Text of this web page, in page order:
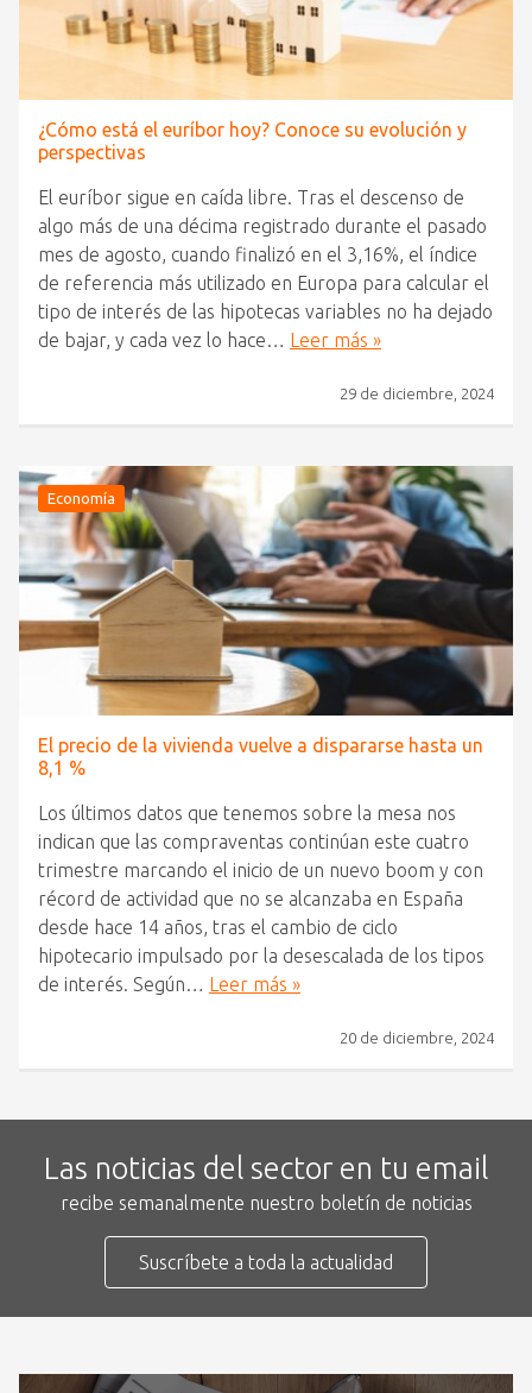
¿Cómo está el euríbor hoy? Conoce su evolución y
perspectivas
El euríbor sigue en caída libre. Tras el descenso de
algo más de una décima registrado durante el pasado
mes de agosto, cuando finalizó en el 3,16%, el índice
de referencia más utilizado en Europa para calcular el
tipo de interés de las hipotecas variables no ha dejado
de bajar, y cada vez lo hace… Leer más »
29 de diciembre, 2024
Economía
El precio de la vivienda vuelve a dispararse hasta un
8,1 %
Los últimos datos que tenemos sobre la mesa nos
indican que las compraventas continúan este cuatro
trimestre marcando el inicio de un nuevo boom y con
récord de actividad que no se alcanzaba en España
desde hace 14 años, tras el cambio de ciclo
hipotecario impulsado por la desescalada de los tipos
de interés. Según… Leer más »
20 de diciembre, 2024
Las noticias del sector en tu email
recibe semanalmente nuestro boletín de noticias
Suscríbete a toda la actualidad